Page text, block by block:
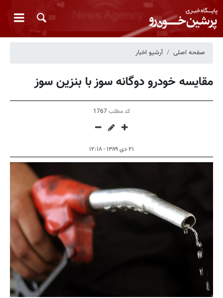
صفحه اصلی آرشیو اخبار
مقایسه خودرو دوگانه سوز با بنزین سوز
کد مطلب 1767
۲۱ دی ۱۳۸۹ - ۱۲:۱۸